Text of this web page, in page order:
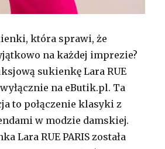
która sprawi, że
na każdej imprezie?
sukienkę Lara RUE
wyłącznie na eButik.pl. Ta
to połączenie klasyki z
w modzie damskiej.
Lara RUE PARIS została